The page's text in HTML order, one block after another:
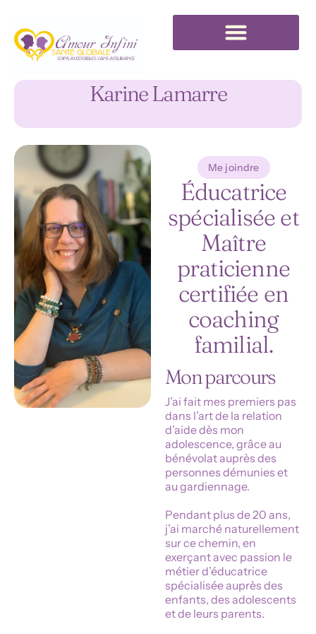
Karine Lamarre
Me joindre
Éducatrice
spécialisée et
Maître
praticienne
certifiée en
coaching
familial.
Mon parcours
J’ai fait mes premiers pas
dans l’art de la relation
d’aide dès mon
adolescence, grâce au
bénévolat auprès des
personnes démunies et
au gardiennage.
Pendant plus de 20 ans,
j’ai marché naturellement
sur ce chemin, en
exerçant avec passion le
métier d’éducatrice
spécialisée auprès des
enfants, des adolescents
et de leurs parents.